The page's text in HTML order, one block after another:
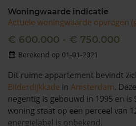
Woningwaarde indicatie
Actuele woningwaarde opvragen
€ 600.000 - € 750.000
Berekend op 01-01-2021
Dit ruime appartement bevindt
Bilderdijkkade in Amsterdam.
negentig is gebouwd in 1995 en is
woning staat op een perceel van
energielabel is onbekend.